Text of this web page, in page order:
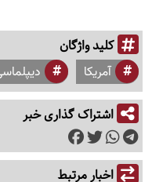
کلید واژگان
آمریکا
اشتراک گذاری خبر
اخبار مرتبط